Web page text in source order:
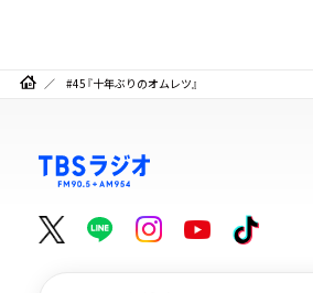
#45『十年ぶりのオムレツ』